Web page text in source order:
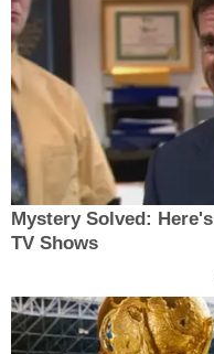
Mystery Solved:
TV Shows